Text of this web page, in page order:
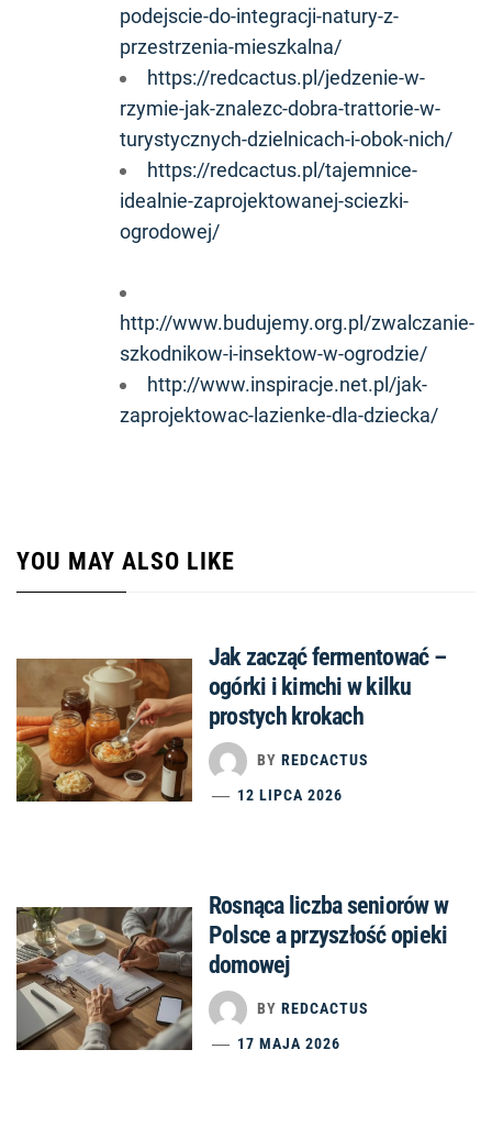
podejscie-do-integracji-natury-z-
przestrzenia-mieszkalna/
https://redcactus.pl/jedzenie-w-
rzymie-jak-znalezc-dobra-trattorie-w-
turystycznych-dzielnicach-i-obok-nich/
https://redcactus.pl/tajemnice-
idealnie-zaprojektowanej-sciezki-
ogrodowej/
http://www.budujemy.org.pl/zwalczanie-
szkodnikow-i-insektow-w-ogrodzie/
http://www.inspiracje.net.pl/jak-
zaprojektowac-lazienke-dla-dziecka/
YOU MAY ALSO LIKE
Jak zacząć fermentować –
ogórki i kimchi w kilku
prostych krokach
BY REDCACTUS
12 LIPCA 2026
Rosnąca liczba seniorów w
Polsce a przyszłość opieki
domowej
BY REDCACTUS
17 MAJA 2026